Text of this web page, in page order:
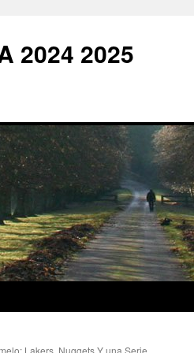
2024 2025
Lakers, Nuggets Y una Serie